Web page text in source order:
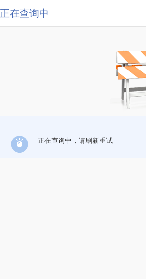
正在查询中
正在查询中，请刷新重试